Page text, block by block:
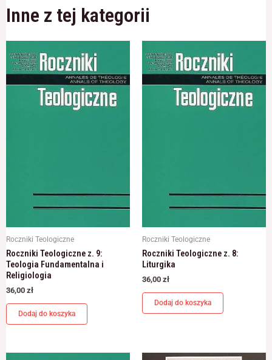
Inne z tej kategorii
Roczniki Teologiczne
Roczniki Teologiczne z. 9:
Teologia Fundamentalna i
Religiologia
36,00 zł
Dodaj do koszyka
Roczniki Teologiczne
Roczniki Teologiczne z. 8:
Liturgika
36,00 zł
Dodaj do koszyka